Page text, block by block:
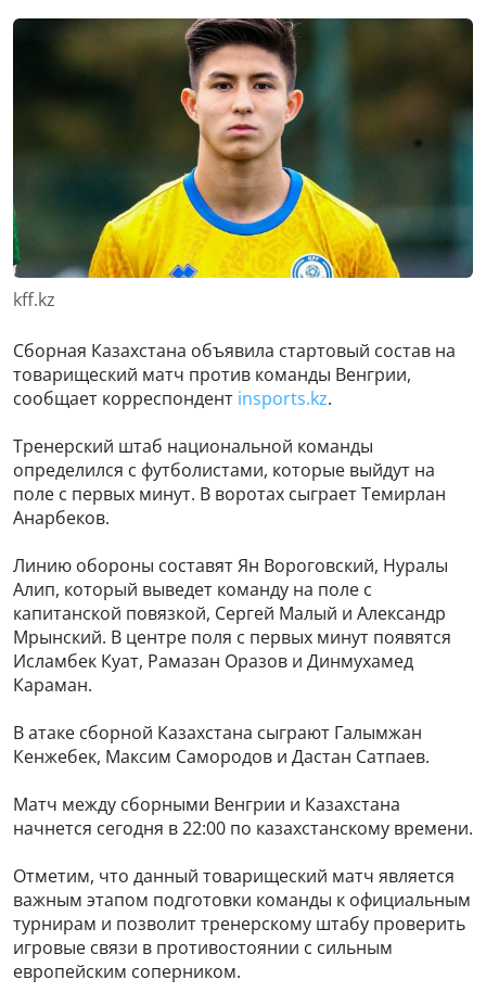
kff.kz
Сборная Казахстана объявила стартовый состав на
товарищеский матч против команды Венгрии,
сообщает корреспондент insports.kz.
Тренерский штаб национальной команды
определился с футболистами, которые выйдут на
поле с первых минут. В воротах сыграет Темирлан
Анарбеков.
Линию обороны составят Ян Вороговский, Нуралы
Алип, который выведет команду на поле с
капитанской повязкой, Сергей Малый и Александр
Мрынский. В центре поля с первых минут появятся
Исламбек Куат, Рамазан Оразов и Динмухамед
Караман.
В атаке сборной Казахстана сыграют Галымжан
Кенжебек, Максим Самородов и Дастан Сатпаев.
Матч между сборными Венгрии и Казахстана
начнется сегодня в 22:00 по казахстанскому времени.
Отметим, что данный товарищеский матч является
важным этапом подготовки команды к официальным
турнирам и позволит тренерскому штабу проверить
игровые связи в противостоянии с сильным
европейским соперником.